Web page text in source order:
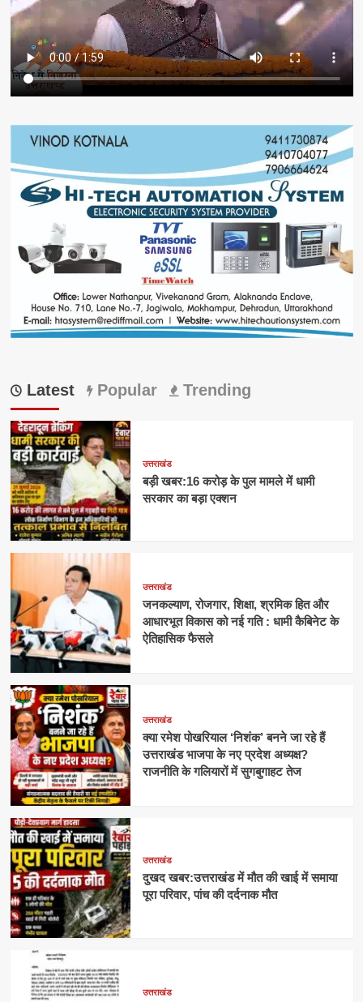
Latest Popular Trending
उत्तराखंड
बड़ी खबर:16 करोड़ के पुल मामले में धामी
सरकार का बड़ा एक्शन
उत्तराखंड
जनकल्याण, रोजगार, शिक्षा, श्रमिक हित और
आधारभूत विकास को नई गति : धामी कैबिनेट के
ऐतिहासिक फैसले
उत्तराखंड
क्या रमेश पोखरियाल ‘निशंक’ बनने जा रहे हैं
उत्तराखंड भाजपा के नए प्रदेश अध्यक्ष?
राजनीति के गलियारों में सुगबुगाहट तेज
उत्तराखंड
दुखद खबर:उत्तराखंड में मौत की खाई में समाया
पूरा परिवार, पांच की दर्दनाक मौत
उत्तराखंड